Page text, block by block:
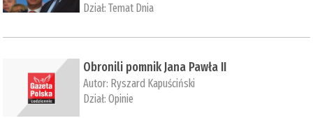
Dział:Temat Dnia
Obronili pomnik Jana Pawła II
Autor: Ryszard Kapuściński
Dział:Opinie